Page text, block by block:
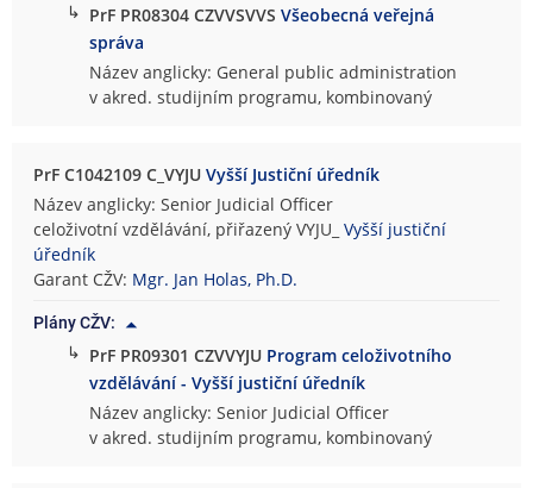
↳ PrF PR08304 CZVVSVVSVšeobecná veřejná
správa
Název anglicky: General public administration
v akred. studijním programu, kombinovaný
PrF C1042109 C_VYJUVyšší Justiční úředník
Název anglicky: Senior Judicial Officer
celoživotní vzdělávání, přiřazený VYJU_Vyšší justiční
úředník
Garant CŽV: Mgr. Jan Holas, Ph.D.
Plány CŽV:
↳ PrF PR09301 CZVVYJU Program celoživotního
vzdělávání - Vyšší justiční úředník
Název anglicky: Senior Judicial Officer
v akred. studijním programu, kombinovaný